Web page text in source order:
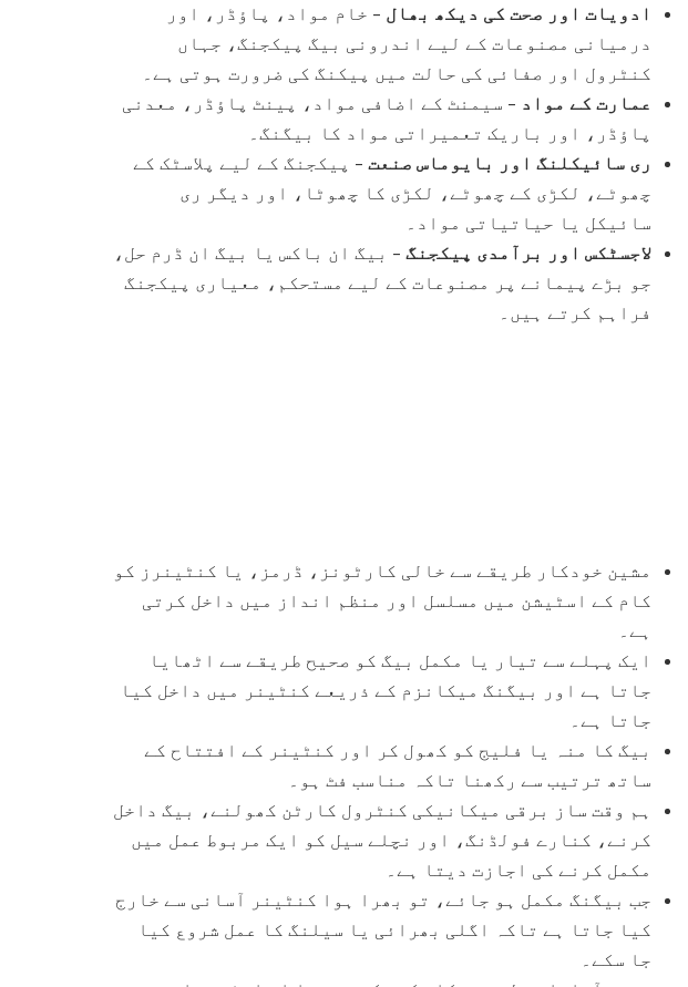
ادویات اور صحت کی دیکھ بھال – خام مواد، پاؤڈر، اور
درمیانی مصنوعات کے لیے اندرونی بیگ پیکجنگ، جہاں
کنٹرول اور صفائی کی حالت میں پیکنگ کی ضرورت ہوتی ہے۔
عمارت کے مواد – سیمنٹ کے اضافی مواد، پینٹ پاؤڈر، معدنی
پاؤڈر، اور باریک تعمیراتی مواد کا بیگنگ۔
ری سائیکلنگ اور بایوماس صنعت– پیکجنگ کے لیے پلاسٹک کے
چھوٹے، لکڑی کے چھوٹے، لکڑی کا چھوٹا، اور دیگر ری
سائیکل یا حیاتیاتی مواد۔
لاجسٹکس اور برآمدی پیکجنگ– بیگ ان باکس یا بیگ ان ڈرم حل،
جو بڑے پیمانے پر مصنوعات کے لیے مستحکم، معیاری پیکجنگ
فراہم کرتے ہیں۔
مشین خودکار طریقے سے خالی کارٹونز، ڈرمز، یا کنٹینرز کو
کام کے اسٹیشن میں مسلسل اور منظم انداز میں داخل کرتی
ہے۔
ایک پہلے سے تیار یا مکمل بیگ کو صحیح طریقے سے اٹھایا
جاتا ہے اور بیگنگ میکانزم کے ذریعے کنٹینر میں داخل کیا
جاتا ہے۔
بیگ کا منہ یا فلیج کو کھول کر اور کنٹینر کے افتتاح کے
ساتھ ترتیب سے رکھنا تاکہ مناسب فٹ ہو۔
ہم وقت ساز برقی میکانیکی کنٹرول کارٹن کھولنے، بیگ داخل
کرنے، کنارے فولڈنگ، اور نچلے سیل کو ایک مربوط عمل میں
مکمل کرنے کی اجازت دیتا ہے۔
جب بیگنگ مکمل ہو جائے، تو بھرا ہوا کنٹینر آسانی سے خارج
کیا جاتا ہے تاکہ اگلی بھرائی یا سیلنگ کا عمل شروع کیا
جا سکے۔